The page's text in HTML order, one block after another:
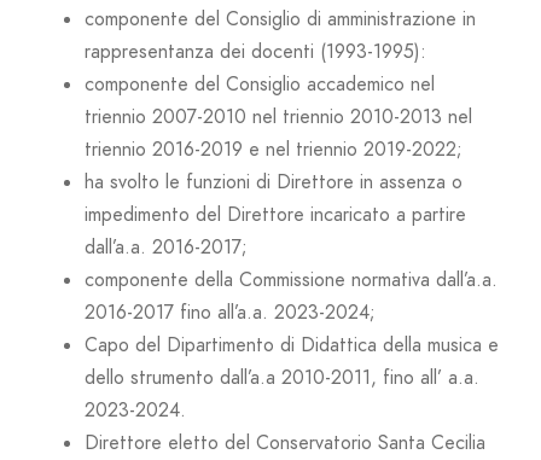
componente del Consiglio di amministrazione in
rappresentanza dei docenti (1993-1995):
componente del Consiglio accademico nel
triennio 2007-2010 nel triennio 2010-2013 nel
triennio 2016-2019 e nel triennio 2019-2022;
ha svolto le funzioni di Direttore in assenza o
impedimento del Direttore incaricato a partire
dall’a.a. 2016-2017;
componente della Commissione normativa dall’a.a.
2016-2017 fino all’a.a. 2023-2024;
Capo del Dipartimento di Didattica della musica e
dello strumento dall’a.a 2010-2011, fino all’ a.a.
2023-2024.
Direttore eletto del Conservatorio Santa Cecilia